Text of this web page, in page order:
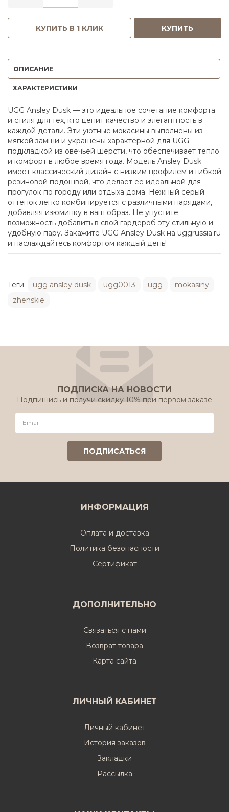
КУПИТЬ В 1 КЛИК КУПИТЬ
ОПИСАНИЕ
ХАРАКТЕРИСТИКИ
UGG Ansley Dusk — это идеальное сочетание комфорта
и стиля для тех, кто ценит качество и элегантность в
каждой детали. Эти уютные мокасины выполнены из
мягкой замши и украшены характерной для UGG
подкладкой из овечьей шерсти, что обеспечивает тепло
и комфорт в любое время года. Модель Ansley Dusk
имеет классический дизайн с низким профилем и гибкой
резиновой подошвой, что делает её идеальной для
прогулок по городу или отдыха дома. Нежный серый
оттенок легко комбинируется с различными нарядами,
добавляя изюминку в ваш образ. Не упустите
возможность добавить в свой гардероб эту стильную и
удобную пару. Закажите UGG Ansley Dusk на uggrussia.ru
и наслаждайтесь комфортом каждый день!
Теги: ugg ansley dusk ugg0013 ugg
mokasiny
zhenskie
ПОДПИСКА НА НОВОСТИ
Подпишись и получи скидку 10% при первом заказе
ИНФОРМАЦИЯ
Оплата и доставка
Политика безопасности
Cертификат
ДОПОЛНИТЕЛЬНО
Связаться с нами
Возврат товара
Карта сайта
ЛИЧНЫЙ КАБИНЕТ
Личный кабинет
История заказов
Закладки
Рассылка